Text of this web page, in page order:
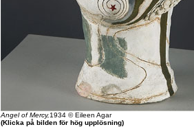
Angel of Mercy,1934 © Eileen Agar
(Klicka på bilden för hög upplösning)